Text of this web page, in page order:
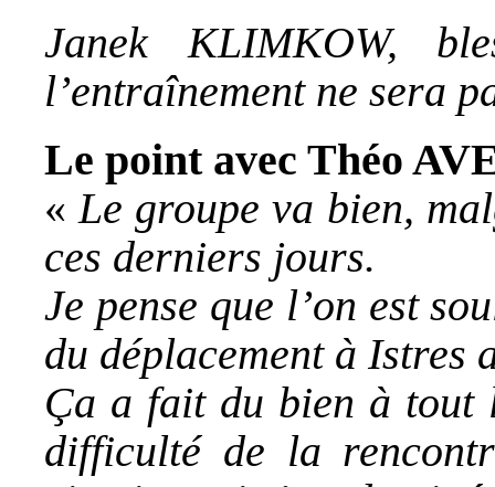
Janek KLIMKOW,
l’entraînement ne sera
Le point avec Théo
«Le groupe va bien,
ces derniers jours.
Je pense que l’on est
du déplacement à Istres
Ça a fait du bien à tout
difficulté de la